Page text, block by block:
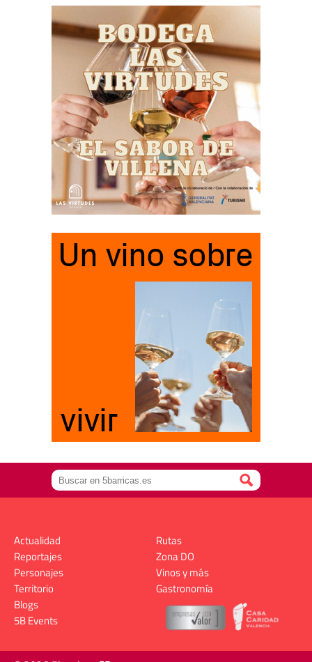
Actualidad
Reportajes
Personajes
Territorio
Rutas
Zona DO
Vinos y más
Gastronomía
Blogs
5B Events